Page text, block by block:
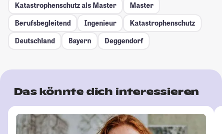
Katastrophenschutz als Master
Master
Berufsbegleitend
Ingenieur
Katastrophenschutz
Deutschland
Bayern Deggendorf
Das könnte dich interessieren